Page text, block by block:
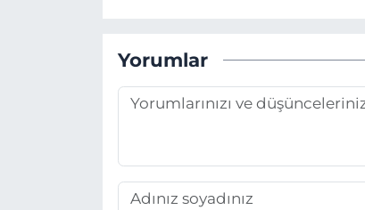
Yorumlar